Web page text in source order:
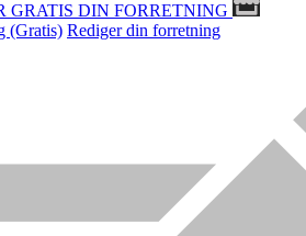
GRATIS DIN FORRETNING
(Gratis) Rediger din forretning